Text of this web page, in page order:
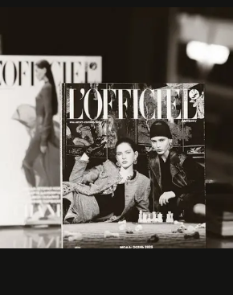
commerce, and culture
precision.